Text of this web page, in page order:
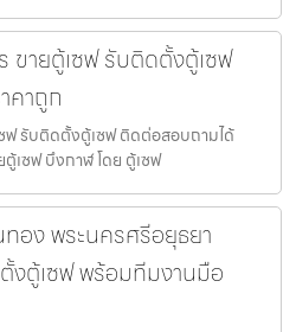
ขายตู้เซฟ รับติดตั้งตู้เซฟ
คาถูก
ฟ รับติดตั้งตู้เซฟ ติดต่อสอบถามได้
เซฟ บึงกาฬ โดย ตู้เซฟ
อง พระนครศรีอยุธยา
งตู้เซฟ พร้อมทีมงานมือ